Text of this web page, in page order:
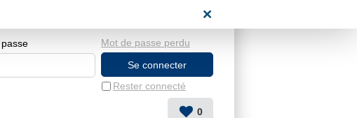
Rester connecté
Mot de passe perdu
0